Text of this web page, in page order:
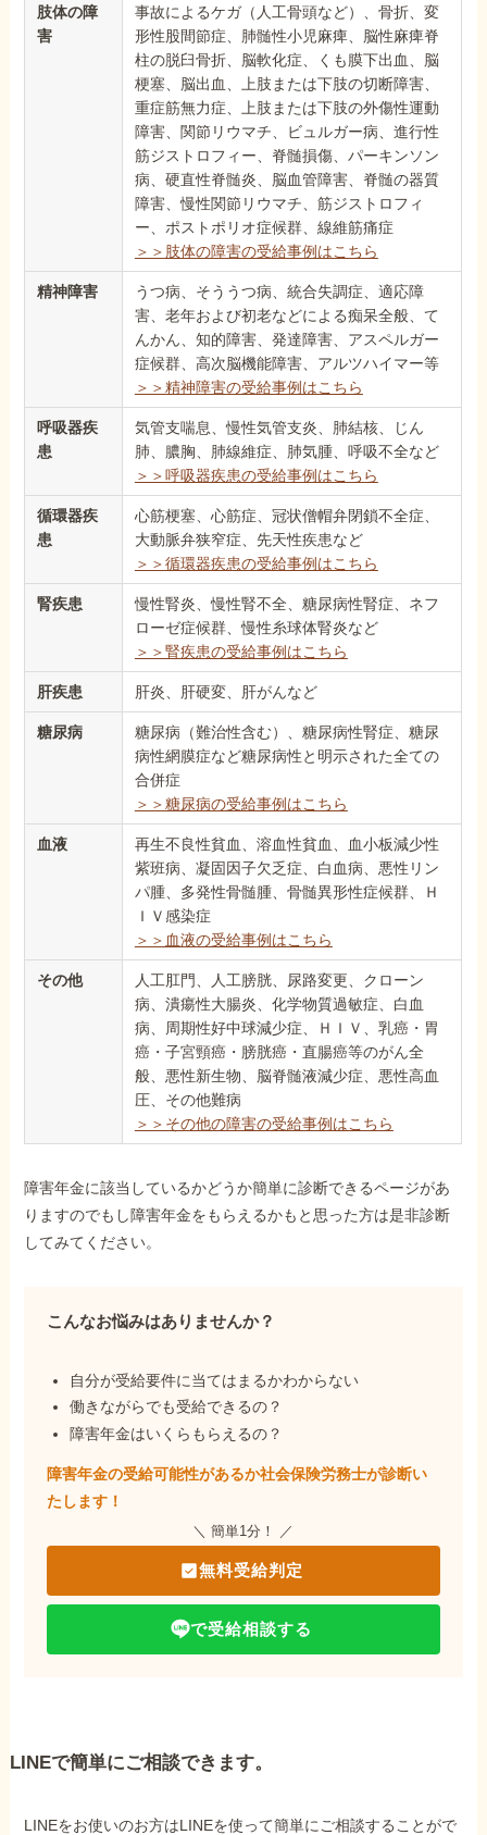
肢体の障
害
事故によるケガ（人工骨頭など）、骨折、変
形性股間節症、肺髄性小児麻痺、脳性麻痺脊
柱の脱臼骨折、脳軟化症、くも膜下出血、脳
梗塞、脳出血、上肢または下肢の切断障害、
重症筋無力症、上肢または下肢の外傷性運動
障害、関節リウマチ、ビュルガー病、進行性
筋ジストロフィー、脊髄損傷、パーキンソン
病、硬直性脊髄炎、脳血管障害、脊髄の器質
障害、慢性関節リウマチ、筋ジストロフィ
ー、ポストポリオ症候群、線維筋痛症
＞＞肢体の障害の受給事例はこちら
精神障害
うつ病、そううつ病、統合失調症、適応障
害、老年および初老などによる痴呆全般、て
んかん、知的障害、発達障害、アスペルガー
症候群、高次脳機能障害、アルツハイマー等
＞＞精神障害の受給事例はこちら
呼吸器疾
患
気管支喘息、慢性気管支炎、肺結核、じん
肺、膿胸、肺線維症、肺気腫、呼吸不全など
＞＞呼吸器疾患の受給事例はこちら
循環器疾
患
心筋梗塞、心筋症、冠状僧帽弁閉鎖不全症、
大動脈弁狭窄症、先天性疾患など
＞＞循環器疾患の受給事例はこちら
腎疾患
慢性腎炎、慢性腎不全、糖尿病性腎症、ネフ
ローゼ症候群、慢性糸球体腎炎など
＞＞腎疾患の受給事例はこちら
肝疾患 肝炎、肝硬変、肝がんなど
糖尿病
糖尿病（難治性含む）、糖尿病性腎症、糖尿
病性網膜症など糖尿病性と明示された全ての
合併症
＞＞糖尿病の受給事例はこちら
血液
再生不良性貧血、溶血性貧血、血小板減少性
紫班病、凝固因子欠乏症、白血病、悪性リン
パ腫、多発性骨髄腫、骨髄異形性症候群、Ｈ
ＩＶ感染症
＞＞血液の受給事例はこちら
その他
人工肛門、人工膀胱、尿路変更、クローン
病、潰瘍性大腸炎、化学物質過敏症、白血
病、周期性好中球減少症、ＨＩＶ、乳癌・胃
癌・子宮頸癌・膀胱癌・直腸癌等のがん全
般、悪性新生物、脳脊髄液減少症、悪性高血
圧、その他難病
＞＞その他の障害の受給事例はこちら
障害年金に該当しているかどうか簡単に診断できるページがあ
りますのでもし障害年金をもらえるかもと思った方は是非診断
してみてください。
こんなお悩みはありませんか？
自分が受給要件に当てはまるかわからない
働きながらでも受給できるの？
障害年金はいくらもらえるの？
障害年金の受給可能性があるか社会保険労務士が診断い
たします！
＼ 簡単1分！ ／
無料受給判定
で受給相談する
LINEで簡単にご相談できます。
LINEをお使いのお方はLINEを使って簡単にご相談することがで